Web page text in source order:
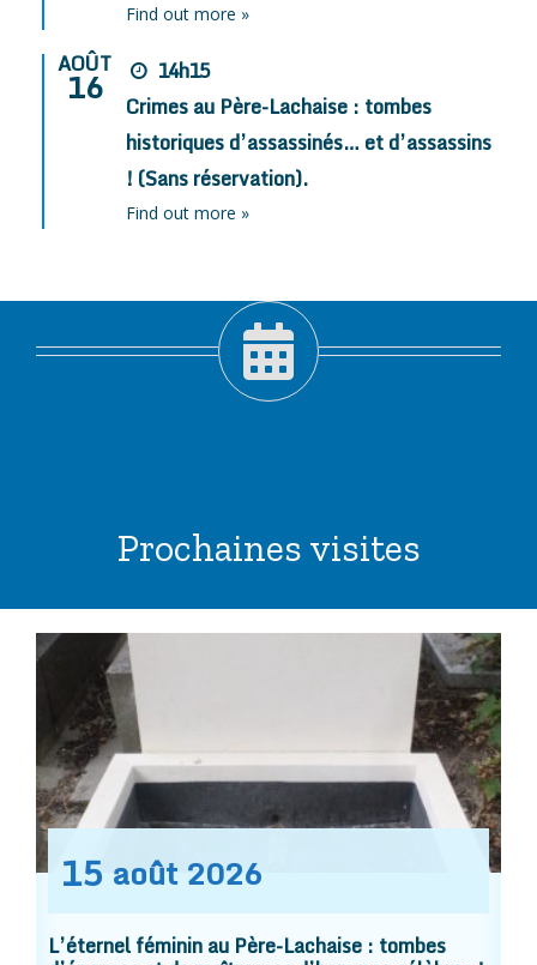
Find out more »
AOÛT
16
14h15
Crimes au Père-Lachaise : tombes
historiques d’assassinés… et d’assassins
! (Sans réservation).
Find out more »
Prochaines visites
15 août 2026
L’éternel féminin au Père-Lachaise : tombes